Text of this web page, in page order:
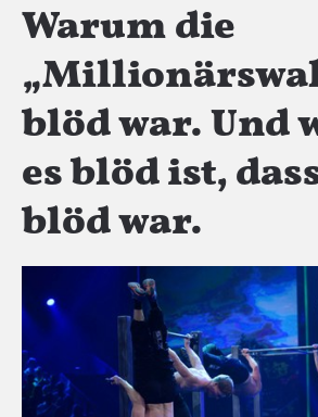
Warum die
blöd war. Und
es blöd ist,
blöd war.